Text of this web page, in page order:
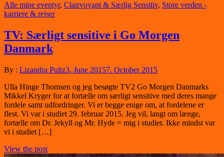
Alle mine eventyr, Clairvoyant & Særlig Sensitiv, Store verden -
karriere & rejser
TV: Særligt sensitive i Go Morgen
Danmark
By : Lizandra Pultz3. June 20157. October 2015
Ulla Hinge Thomsen og jeg besøgte TV2 Go Morgen Danmarks
Mikkel Kryger for at fortælle om særligt sensitive med deres mange
fordele samt udfordringer. Vi er begge enige om, at fordelene er
flest. Vi var i studiet 29. februar 2015. Jeg vil, langt om længe,
fortælle om Dr. Jekyll og Mr. Hyde = mig i studiet. Ikke mindst var
vi i studiet […]
View the post